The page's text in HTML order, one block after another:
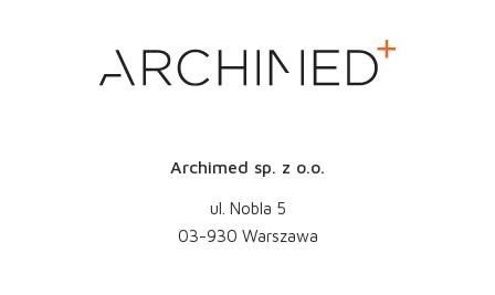
Archimed sp. z o.o.
ul. Nobla 5
03-930 Warszawa